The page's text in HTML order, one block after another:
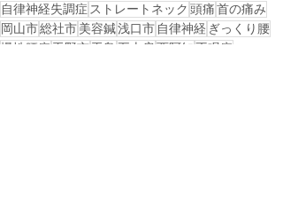
自律神経失調症 ストレートネック 頭痛首の痛み
岡山市総社市美容鍼浅口市 自律神経 ぎっくり腰
慢性腰痛 玉野市玉島 五十肩西阿知 不眠症